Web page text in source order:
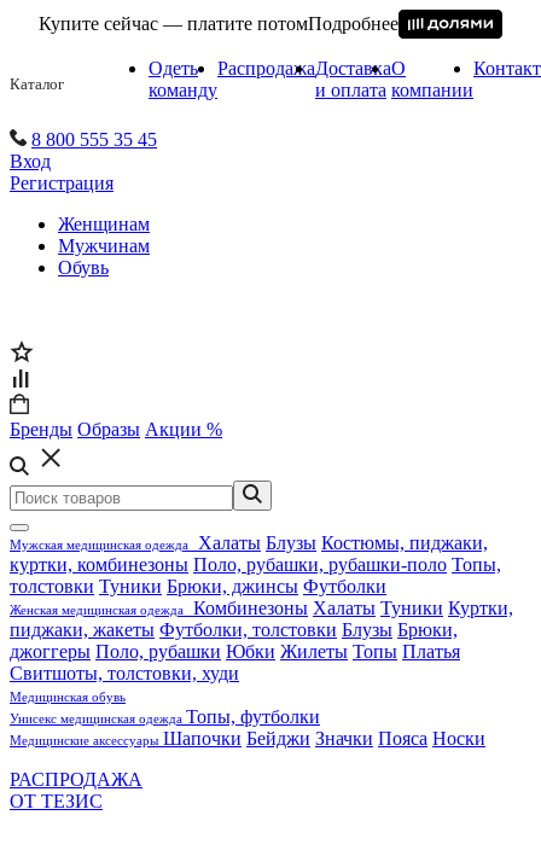
Купите сейчас — платите потомПодробнее
Каталог
Одеть
команду
РаспродажаДоставка
и оплата
О
компании
8 800 555 35 45
Вход
Регистрация
Женщинам
Мужчинам
Обувь
Бренды Образы Акции %
Мужская медицинская одежда Халаты Блузы Костюмы, пиджаки,
куртки, комбинезоны Поло, рубашки, рубашки-поло Топы,
толстовки Туники Брюки, джинсы Футболки
Женская медицинская одежда Комбинезоны Халаты Туники Куртки,
пиджаки, жакеты Футболки, толстовки Блузы Брюки,
джоггеры Поло, рубашки Юбки Жилеты Топы Платья
Свитшоты, толстовки, худи
Медицинская обувь
Унисекс медицинская одежда Топы, футболки
Медицинские аксессуары Шапочки Бейджи Значки Пояса Носки
РАСПРОДАЖА
ОТ ТЕЗИС